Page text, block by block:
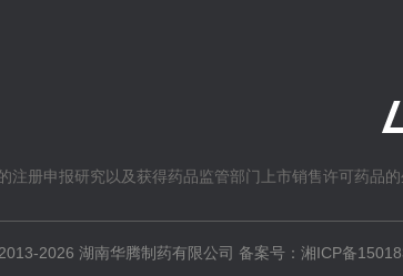
册申报研究以及获得药品监管部门上市销售许可药品
2026 湖南华腾制药有限公司 备案号： 湘ICP备